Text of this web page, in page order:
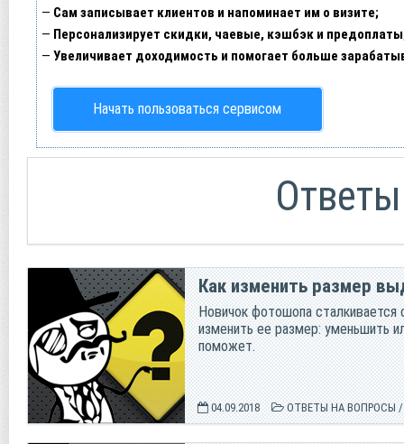
— Сам записывает клиентов и напоминает им о визите;
— Персонализирует скидки, чаевые, кэшбэк и
— Увеличивает доходимость и помогает больше
Начать пользоваться сервисом
Как изменить размер
Новичок фотошопа сталкивается
изменить ее размер: уменьшить
поможет.
04.09.2018 ОТВЕТЫ НА ВОПРОСЫ